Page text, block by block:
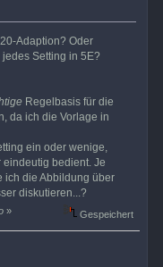
Adaption? Oder
Setting in 5E?
Regelbasis für die
da ich die Vorlage in
ein oder wenige,
bedient. Je
ich die Abbildung über
diskutieren...?
» Gespeichert